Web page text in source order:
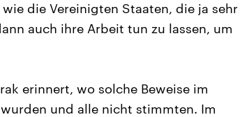
die Vereinigten Staaten, die ja sehr
auch ihre Arbeit tun zu lassen, um
erinnert, wo solche Beweise im
und alle nicht stimmten. Im